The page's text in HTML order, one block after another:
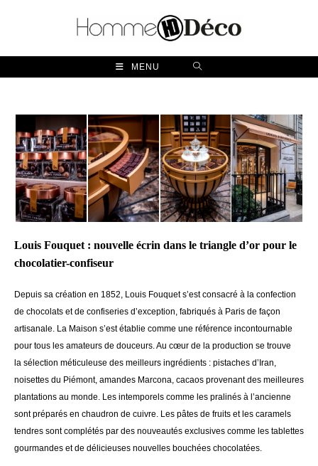
MENU
Louis Fouquet : nouvelle écrin dans le triangle d’or pour le
chocolatier-confiseur
Depuis sa création en 1852, Louis Fouquet s’estconsacré à la confection
de chocolats et de confiseries d’exception, fabriqués à Paris de façon
artisanale. La Maison s’estétablie comme une référence incontournable
pour tous les amateurs de douceurs.Au cœur de la production se trouve
la sélection méticuleuse des meilleurs ingrédients : pistaches d’Iran,
noisettes du Piémont, amandes Marcona, cacaos provenant des meilleures
plantations au monde. Les intemporels comme les pralinés à l’ancienne
sontpréparés en chaudron de cuivre. Les pâtes de fruits et les caramels
tendres sontcomplétés par des nouveautés exclusives comme les tablettes
gourmandes et de délicieuses nouvelles bouchées chocolatées.